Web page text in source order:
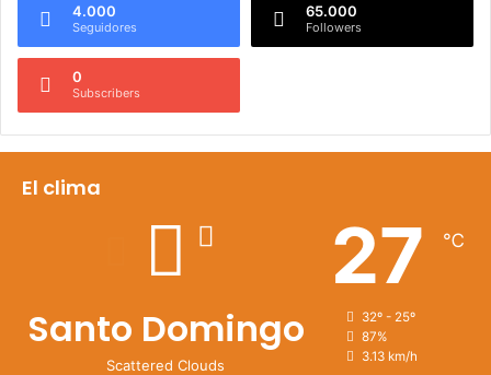
4.000
Seguidores
65.000
Followers
0
Subscribers
El clima
Santo Domingo
Scattered Clouds
27 ℃
32º - 25º
87%
3.13 km/h